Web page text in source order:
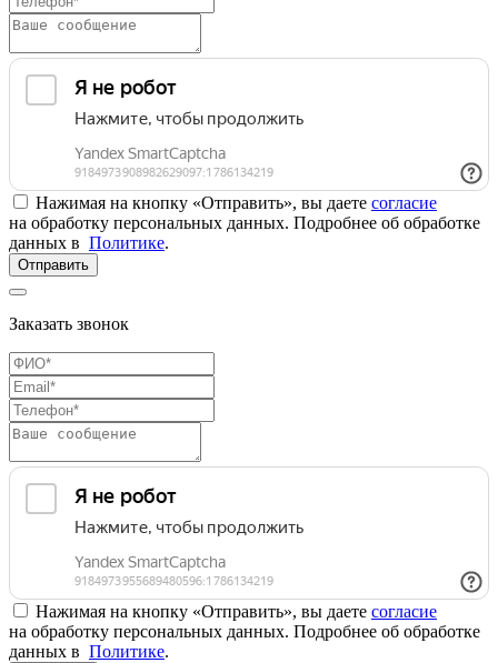
Нажимая на кнопку «Отправить», вы даете согласие
на обработку персональных данных. Подробнее об обработке
данных в Политике.
Отправить
Заказать звонок
Нажимая на кнопку «Отправить», вы даете согласие
на обработку персональных данных. Подробнее об обработке
данных в Политике.